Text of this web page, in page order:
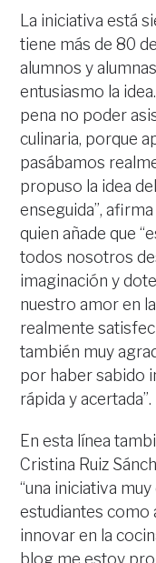
La iniciativa está
tiene más de 80
alumnos y
entusiasmo la
pena no poder
culinaria, porque
pasábamos
propuso la idea
enseguida”,
quien añade que
todos nosotros
imaginación y
nuestro amor en
realmente
también muy
por haber sabido
rápida y acertada”.
En esta línea
Cristina Ruiz
“una iniciativa
estudiantes como
innovar en la
blog me estoy